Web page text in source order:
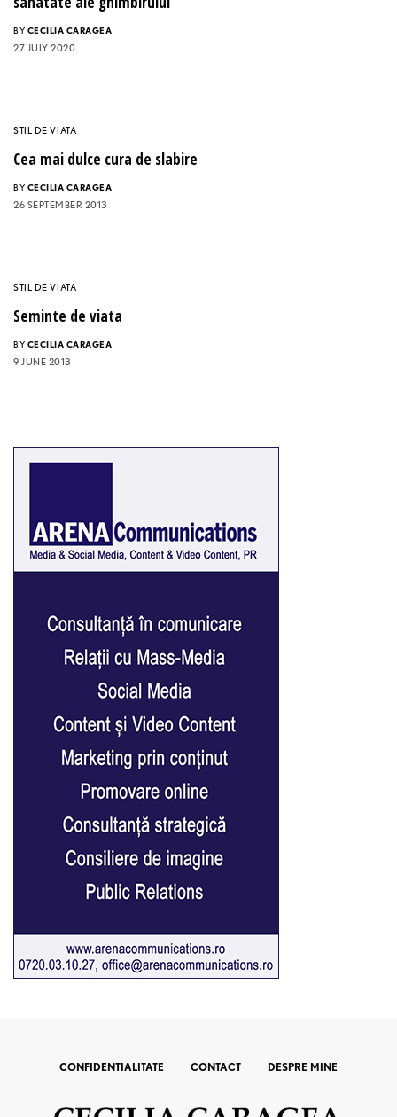
BY CECILIA CARAGEA
27 JULY 2020
STIL DE VIATA
Cea mai dulce cura de slabire
BY CECILIA CARAGEA
26 SEPTEMBER 2013
STIL DE VIATA
Seminte de viata
BY CECILIA CARAGEA
9 JUNE 2013
CONFIDENTIALITATE CONTACT DESPRE MINE